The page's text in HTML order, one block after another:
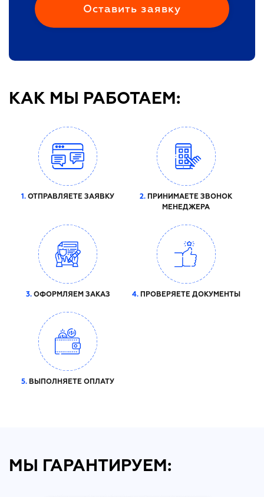
КАК МЫ РАБОТАЕМ:
1. ОТПРАВЛЯЕТЕ ЗАЯВКУ 2. ПРИНИМАЕТЕ ЗВОНОК
МЕНЕДЖЕРА
3.ОФОРМЛЯЕМ ЗАКАЗ 4.ПРОВЕРЯЕТЕ ДОКУМЕНТЫ
5. ВЫПОЛНЯЕТЕ ОПЛАТУ
МЫ ГАРАНТИРУЕМ: